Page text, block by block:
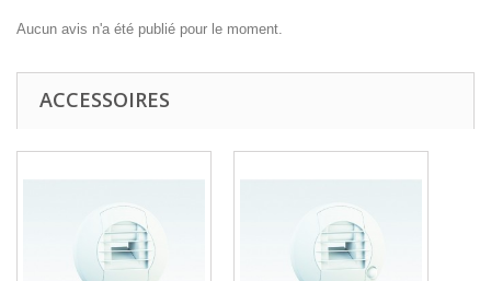
Aucun avis n'a été publié pour le moment.
ACCESSOIRES